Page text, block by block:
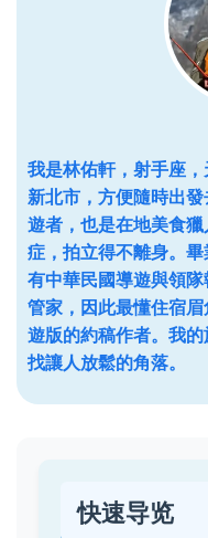
我是林佑軒，射手座
新北市，方便隨時出
遊者，也是在地美食
症，拍立得不離身。
有中華民國導遊與領
管家，因此最懂住宿
遊版的約稿作者。我
找讓人放鬆的角落。
快速导览